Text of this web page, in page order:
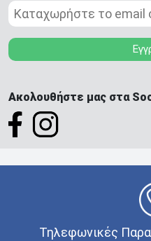
Ακολουθήστε μας στα
Τηλεφωνικές